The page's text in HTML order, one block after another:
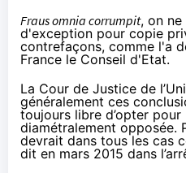
Fraus omnia corrumpit, on
d'exception pour copie
contrefaçons, comme l'a
France le Conseil d'Etat.
La Cour de Justice de
généralement ces
toujours libre d’opter pour
diamétralement opposée.
devrait dans tous les cas
dit en mars 2015 dans